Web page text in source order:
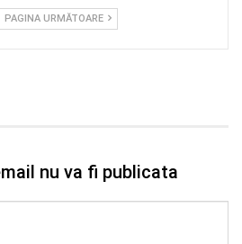
PAGINA URMĂTOARE
nu va fi publicata